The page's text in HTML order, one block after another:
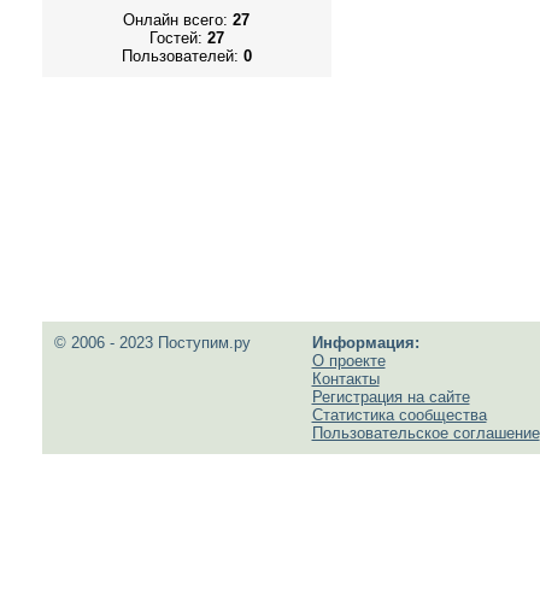
Онлайн всего: 27
Гостей: 27
Пользователей: 0
© 2006 - 2023 Поступим.ру
Информация:
О проекте
Контакты
Регистрация на сайте
Статистика сообщества
Пользовательское соглашение